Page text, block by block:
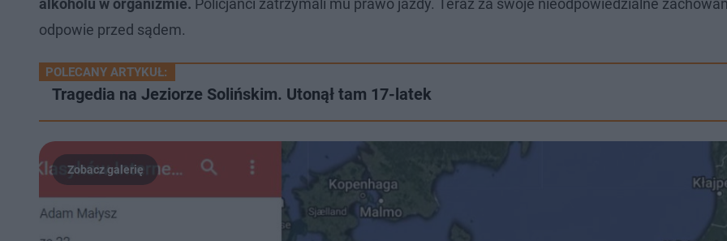
alkoholu w organizmie. Policjanci zatrzymali mu prawo jazdy. Teraz za swoje nieodpowiedzialne
odpowie przed sądem.
POLECANY ARTYKUŁ:
Tragedia na Jeziorze Solińskim. Utonął tam 17-latek